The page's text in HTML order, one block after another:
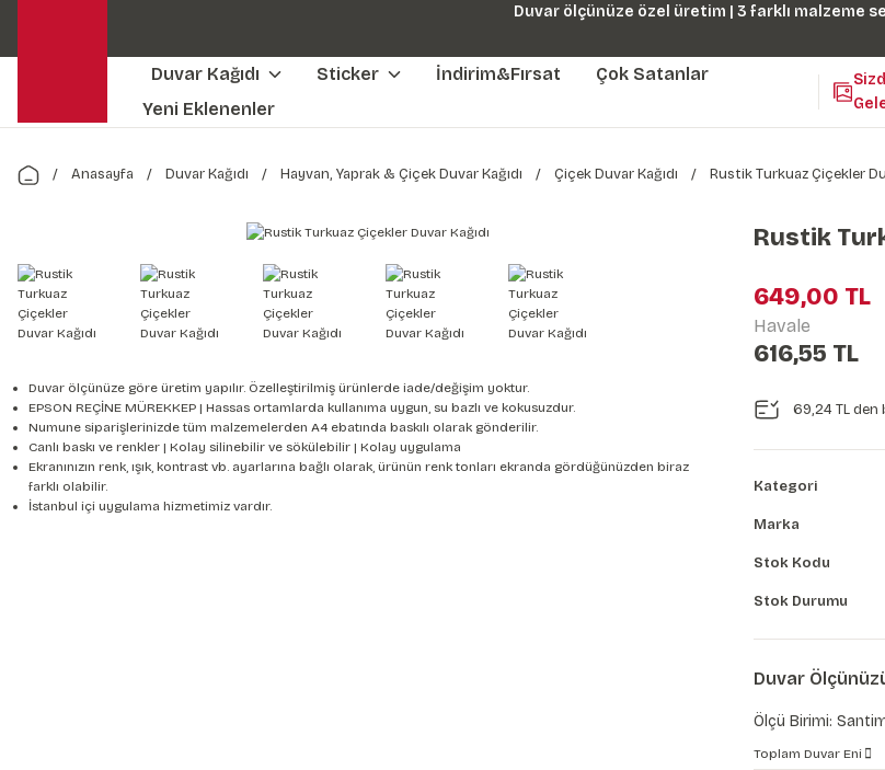
Duvar ölçünüze özel üretim | 3 farklı malzeme
Duvar Kağıdı Sticker İndirim&Fırsat
Çok Satanlar
Yeni Eklenenler
Anasayfa Duvar Kağıdı Hayvan, Yaprak & Çiçek Duvar Kağıdı Çiçek Duvar Kağıdı Rustik Turkuaz Çiçekler
Duvar ölçünüze göre üretim yapılır. Özelleştirilmiş ürünlerde iade/değişim yoktur.
EPSON REÇİNE MÜREKKEP | Hassas ortamlarda kullanıma uygun, su bazlı ve kokusuzdur.
Numune siparişlerinizde tüm malzemelerden A4 ebatında baskılı olarak gönderilir.
Canlı baskı ve renkler | Kolay silinebilir ve sökülebilir | Kolay uygulama
Ekranınızın renk, ışık, kontrast vb. ayarlarına bağlı olarak, ürünün renk tonları ekranda gördüğünüzden biraz
farklı olabilir.
İstanbul içi uygulama hizmetimiz vardır.
Rustik
649,00 TL
Havale
616,55 TL
69,24 TL den
Kategori
Marka
Stok Kodu
Stok Durumu
Duvar
Ölçü Birimi:
Toplam Duvar Eni